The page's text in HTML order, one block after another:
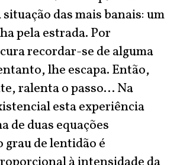
das mais banais: um
pela estrada. Por
recordar-se de alguma
lhe escapa. Então,
ralenta o passo... Na
esta experiência
de duas equações
grau de lentidão é